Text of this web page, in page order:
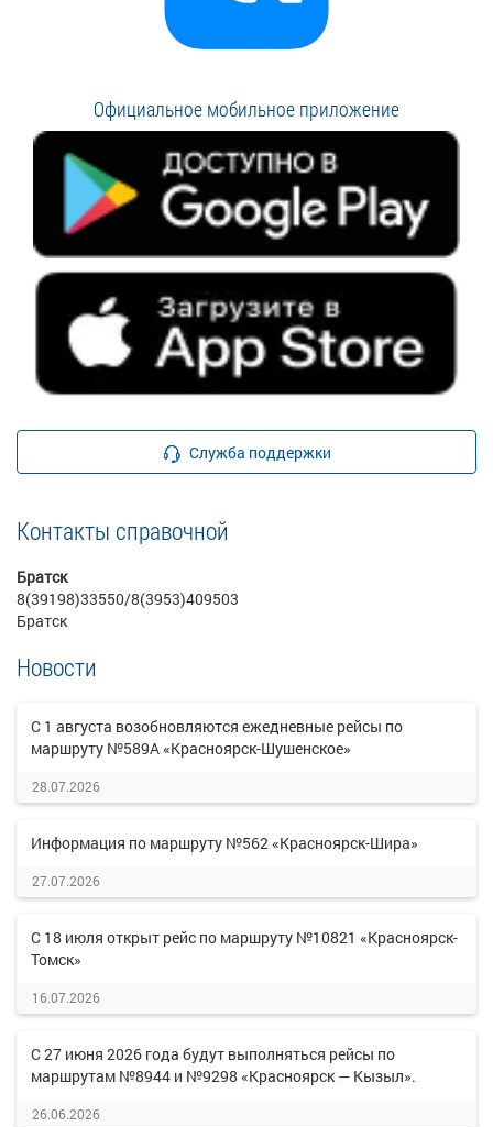
Официальное мобильное приложение
Служба поддержки
Контакты справочной
Братск
8(39198)33550/8(3953)409503
Братск
Новости
С 1 августа возобновляются ежедневные рейсы по
маршруту №589А «Красноярск-Шушенское»
28.07.2026
Информация по маршруту №562 «Красноярск-Шира»
27.07.2026
С 18 июля открыт рейс по маршруту №10821 «Красноярск-
Томск»
16.07.2026
С 27 июня 2026 года будут выполняться рейсы по
маршрутам №8944 и №9298 «Красноярск — Кызыл».
26.06.2026